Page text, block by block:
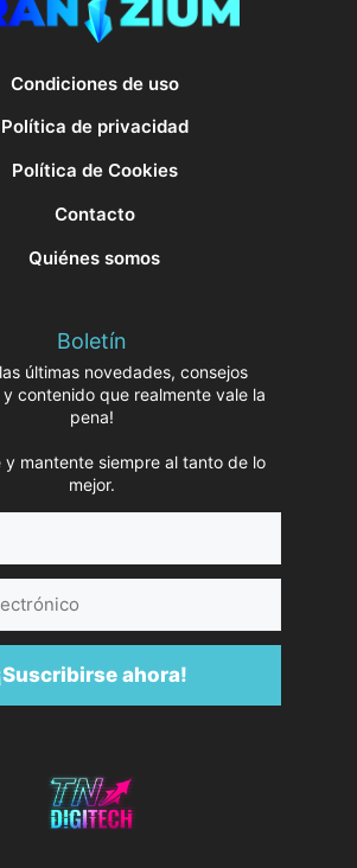
Condiciones de uso
Política de privacidad
Política de Cookies
Contacto
Quiénes somos
Boletín
últimas novedades, consejos
contenido que realmente vale la
pena!
y mantente siempre al tanto de lo
mejor.
ahora!